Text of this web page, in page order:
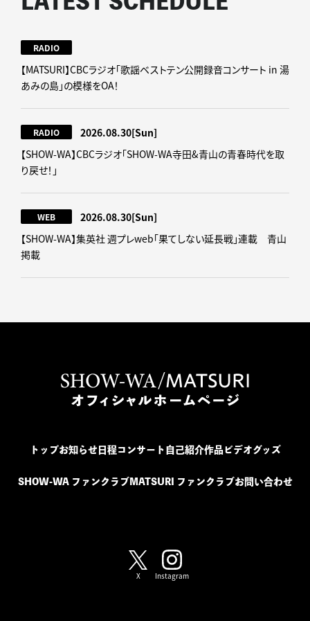
RADIO
【MATSURI】CBCラジオ「歌謡ベストテン公開録音コンサート in 湯
あみの島」の模様をOA！
RADIO 2026.08.30[Sun]
【SHOW-WA】CBCラジオ｢SHOW-WA寺田&青山の青春時代を取
り戻せ！｣
WEB 2026.08.30[Sun]
【SHOW-WA】集英社 週プレweb｢果てしない延長戦｣連載 青山
掲載
トップお知らせ日程コンサート 自己紹介作品ビデオグッズ
SHOW-WA ファンクラブ MATSURI ファンクラブ お問い合わせ
X Instagram